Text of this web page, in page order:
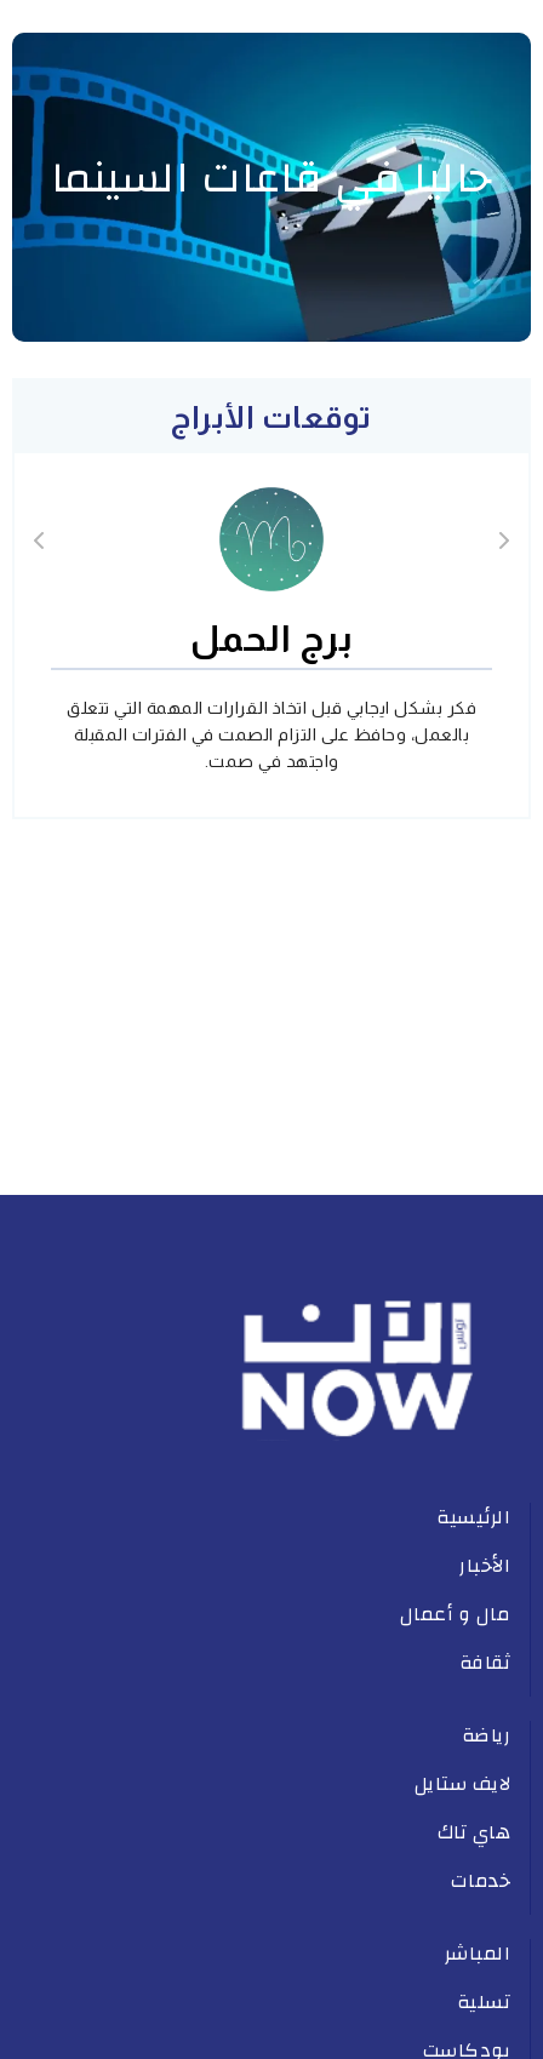
حاليا في قاعات السينما
توقعات الأبراج
برج الحمل
فكر بشكل ايجابي قبل اتخاذ القرارات المهمة التي تتعلق
بالعمل، وحافظ على التزام الصمت في الفترات المقبلة
واجتهد في صمت.
الرئيسية
الأخبار
مال و أعمال
ثقافة
رياضة
لايف ستايل
هاي تاك
خدمات
المباشر
تسلية
بودكاست